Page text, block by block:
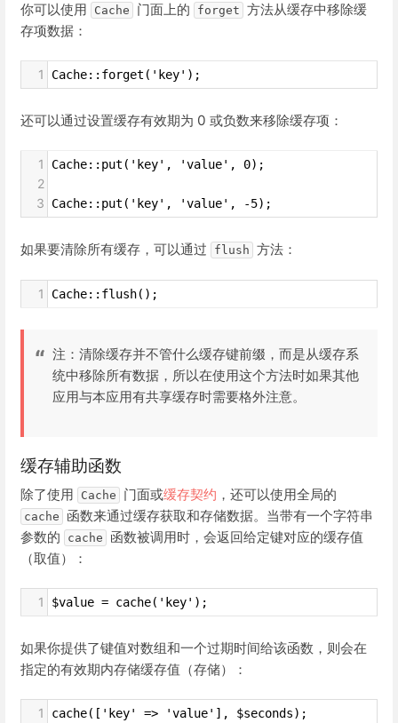
你可以使用 Cache 门面上的 forget 方法从缓存中移除缓
存项数据：
1 Cache::forget('key');
还可以通过设置缓存有效期为 0 或负数来移除缓存项：
1 Cache::put('key', 'value', 0);
2
3
Cache::put('key', 'value', -5);
如果要清除所有缓存，可以通过 flush 方法：
1 Cache::flush();
注：清除缓存并不管什么缓存键前缀，而是从缓存系
统中移除所有数据，所以在使用这个方法时如果其他
应用与本应用有共享缓存时需要格外注意。
缓存辅助函数
除了使用 Cache 门面或缓存契约 ，还可以使用全局的
cache
函数来通过缓存获取和存储数据。当带有一个字符串
参数的
cache
函数被调用时，会返回给定键对应的缓存值
（取值）：
1 $value = cache('key');
如果你提供了键值对数组和一个过期时间给该函数，则会在
指定的有效期内存储缓存值（存储）：
1 cache(['key' => 'value'], $seconds);